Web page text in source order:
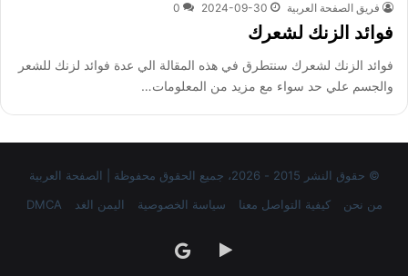
فريق الصفحة العربية 2024-09-30
0
فوائد الزنك لشعرك
فوائد الزنك لشعرك سنتطرق في هذه المقالة الي عدة فوائد لزنك للشعر
والجسم علي حد سواء مع مزيد من المعلومات…
© حقوق النشر 2015 - 2026، جميع الحقوق محفوظة | الصفحة العربية
من نحن
كيفية التواصل معنا سياسة الخصوصية اليمن الغد DMCA
‏Google
google